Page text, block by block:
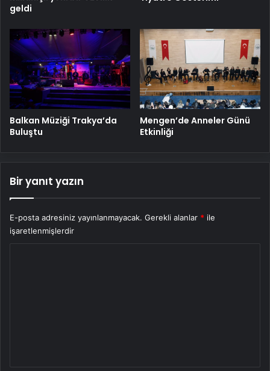
geldi
Balkan Müziği Trakya’da
Buluştu
Mengen’de Anneler Günü
Etkinliği
Bir yanıt yazın
E-posta adresiniz yayınlanmayacak. Gerekli alanlar * ile
işaretlenmişlerdir